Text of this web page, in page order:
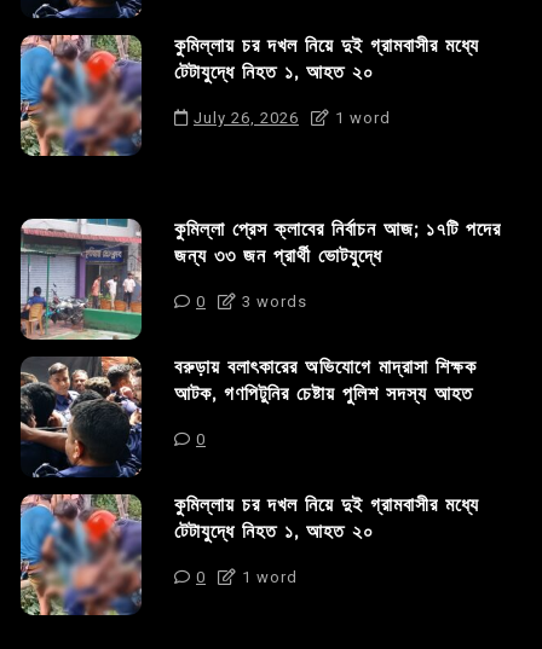
কুমিল্লায় চর দখল নিয়ে দুই গ্রামবাসীর মধ্যে
টেটাযুদ্ধে নিহত ১, আহত ২০
July 26, 2026 1 word
কুমিল্লা প্রেস ক্লাবের নির্বাচন আজ; ১৭টি পদের
জন্য ৩৩ জন প্রার্থী ভোটযুদ্ধে
0 3 words
বরুড়ায় বলাৎকারের অভিযোগে মাদ্রাসা শিক্ষক
আটক, গণপিটুনির চেষ্টায় পুলিশ সদস্য আহত
0
কুমিল্লায় চর দখল নিয়ে দুই গ্রামবাসীর মধ্যে
টেটাযুদ্ধে নিহত ১, আহত ২০
0 1 word